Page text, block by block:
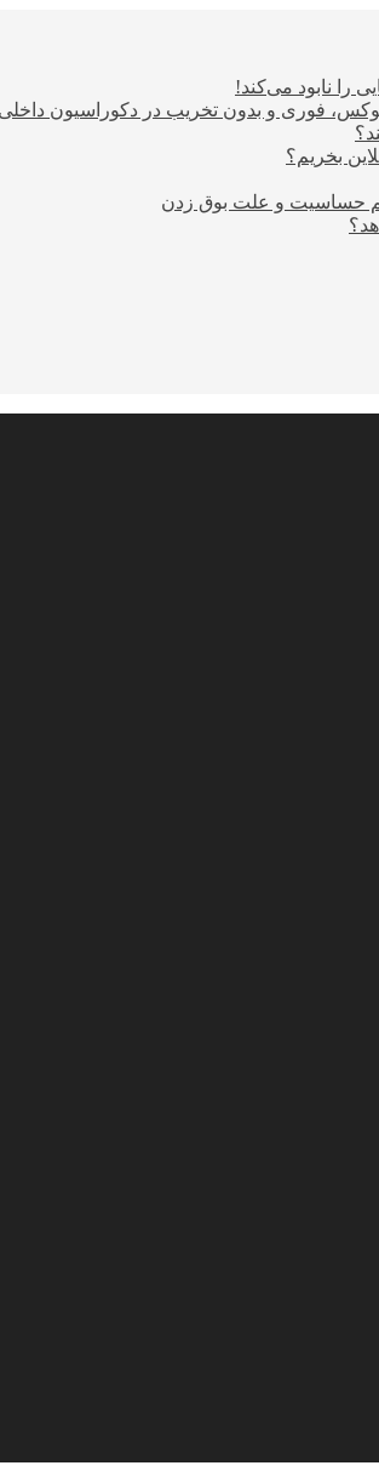
را نابود می‌کند!
لوکس، فوری و بدون تخریب در دکوراسیون داخلی
بخریم؟
حساسیت و علت بوق زدن